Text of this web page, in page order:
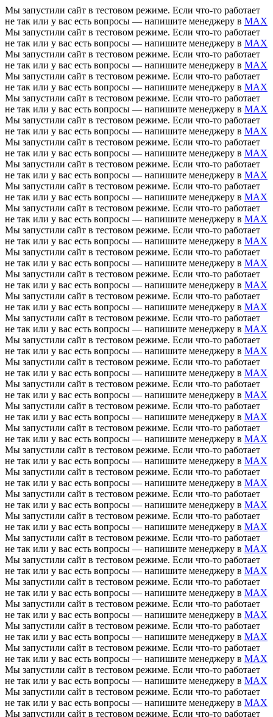
Мы запустили сайт в тестовом режиме. Если что-то работает
не так или у вас есть вопросы — напишите менеджеру в MAX
Мы запустили сайт в тестовом режиме. Если что-то работает
не так или у вас есть вопросы — напишите менеджеру в MAX
Мы запустили сайт в тестовом режиме. Если что-то работает
не так или у вас есть вопросы — напишите менеджеру в MAX
Мы запустили сайт в тестовом режиме. Если что-то работает
не так или у вас есть вопросы — напишите менеджеру в MAX
Мы запустили сайт в тестовом режиме. Если что-то работает
не так или у вас есть вопросы — напишите менеджеру в MAX
Мы запустили сайт в тестовом режиме. Если что-то работает
не так или у вас есть вопросы — напишите менеджеру в MAX
Мы запустили сайт в тестовом режиме. Если что-то работает
не так или у вас есть вопросы — напишите менеджеру в MAX
Мы запустили сайт в тестовом режиме. Если что-то работает
не так или у вас есть вопросы — напишите менеджеру в MAX
Мы запустили сайт в тестовом режиме. Если что-то работает
не так или у вас есть вопросы — напишите менеджеру в MAX
Мы запустили сайт в тестовом режиме. Если что-то работает
не так или у вас есть вопросы — напишите менеджеру в MAX
Мы запустили сайт в тестовом режиме. Если что-то работает
не так или у вас есть вопросы — напишите менеджеру в MAX
Мы запустили сайт в тестовом режиме. Если что-то работает
не так или у вас есть вопросы — напишите менеджеру в MAX
Мы запустили сайт в тестовом режиме. Если что-то работает
не так или у вас есть вопросы — напишите менеджеру в MAX
Мы запустили сайт в тестовом режиме. Если что-то работает
не так или у вас есть вопросы — напишите менеджеру в MAX
Мы запустили сайт в тестовом режиме. Если что-то работает
не так или у вас есть вопросы — напишите менеджеру в MAX
Мы запустили сайт в тестовом режиме. Если что-то работает
не так или у вас есть вопросы — напишите менеджеру в MAX
Мы запустили сайт в тестовом режиме. Если что-то работает
не так или у вас есть вопросы — напишите менеджеру в MAX
Мы запустили сайт в тестовом режиме. Если что-то работает
не так или у вас есть вопросы — напишите менеджеру в MAX
Мы запустили сайт в тестовом режиме. Если что-то работает
не так или у вас есть вопросы — напишите менеджеру в MAX
Мы запустили сайт в тестовом режиме. Если что-то работает
не так или у вас есть вопросы — напишите менеджеру в MAX
Мы запустили сайт в тестовом режиме. Если что-то работает
не так или у вас есть вопросы — напишите менеджеру в MAX
Мы запустили сайт в тестовом режиме. Если что-то работает
не так или у вас есть вопросы — напишите менеджеру в MAX
Мы запустили сайт в тестовом режиме. Если что-то работает
не так или у вас есть вопросы — напишите менеджеру в MAX
Мы запустили сайт в тестовом режиме. Если что-то работает
не так или у вас есть вопросы — напишите менеджеру в MAX
Мы запустили сайт в тестовом режиме. Если что-то работает
не так или у вас есть вопросы — напишите менеджеру в MAX
Мы запустили сайт в тестовом режиме. Если что-то работает
не так или у вас есть вопросы — напишите менеджеру в MAX
Мы запустили сайт в тестовом режиме. Если что-то работает
не так или у вас есть вопросы — напишите менеджеру в MAX
Мы запустили сайт в тестовом режиме. Если что-то работает
не так или у вас есть вопросы — напишите менеджеру в MAX
Мы запустили сайт в тестовом режиме. Если что-то работает
не так или у вас есть вопросы — напишите менеджеру в MAX
Мы запустили сайт в тестовом режиме. Если что-то работает
не так или у вас есть вопросы — напишите менеджеру в MAX
Мы запустили сайт в тестовом режиме. Если что-то работает
не так или у вас есть вопросы — напишите менеджеру в MAX
Мы запустили сайт в тестовом режиме. Если что-то работает
не так или у вас есть вопросы — напишите менеджеру в MAX
Мы запустили сайт в тестовом режиме. Если что-то работает